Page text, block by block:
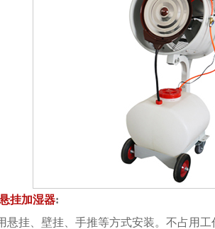
挂加湿器:
悬挂、壁挂、手推等方式安装。不占用